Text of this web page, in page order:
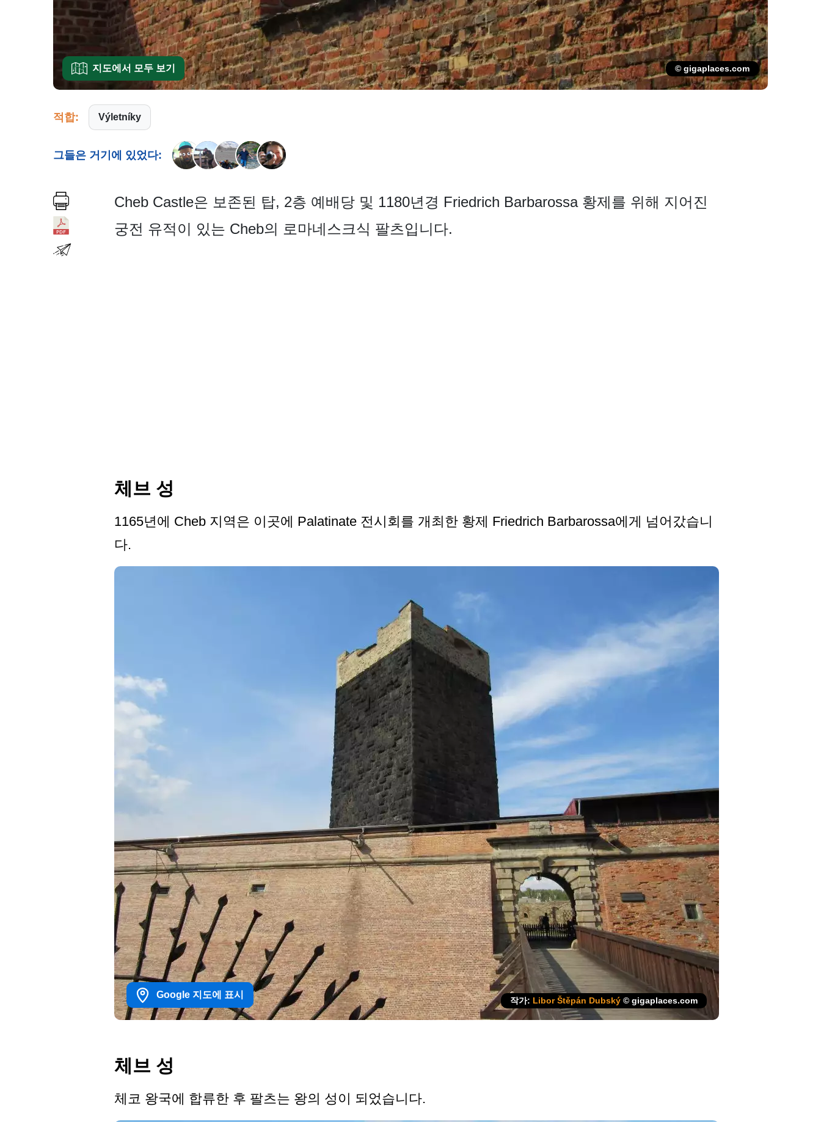
지도에서 모두 보기 © gigaplaces.com
적합: Výletníky
그들은 거기에 있었다:
Cheb Castle은 보존된 탑, 2층 예배당 및 1180년경 Friedrich Barbarossa 황제를 위해 지어진
궁전 유적이 있는 Cheb의 로마네스크식 팔츠입니다.
체브 성
1165년에 Cheb 지역은 이곳에 Palatinate 전시회를 개최한 황제 Friedrich Barbarossa에게 넘어갔습니
다.
Google 지도에 표시
작가: Libor Štěpán Dubský © gigaplaces.com
체브 성
체코 왕국에 합류한 후 팔츠는 왕의 성이 되었습니다.